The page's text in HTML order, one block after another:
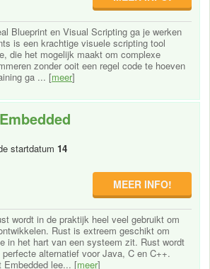
Blueprint en Visual Scripting ga je werken
is een krachtige visuele scripting tool
die het mogelijk maakt om complexe
zonder ooit een regel code te hoeven
ga ... [meer]
startdatum 14
MEER INFO!
wordt in de praktijk heel veel gebruikt om
Rust is extreem geschikt om
in het hart van een systeem zit. Rust wordt
alternatief voor Java, C en C++.
Embedded lee... [meer]